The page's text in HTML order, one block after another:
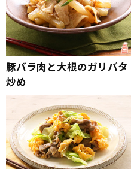
豚バラ肉と大根のガリバタ
炒め